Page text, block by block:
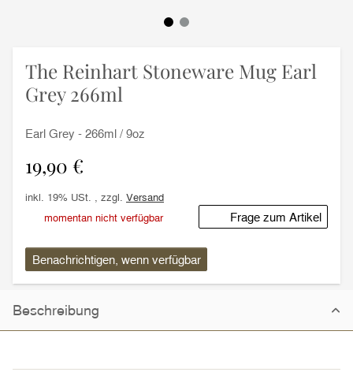
The Reinhart Stoneware Mug Earl
Grey 266ml
Earl Grey - 266ml / 9oz
19,90 €
inkl. 19% USt. , zzgl. Versand
momentan nicht verfügbar
Frage zum Artikel
Benachrichtigen, wenn verfügbar
Beschreibung